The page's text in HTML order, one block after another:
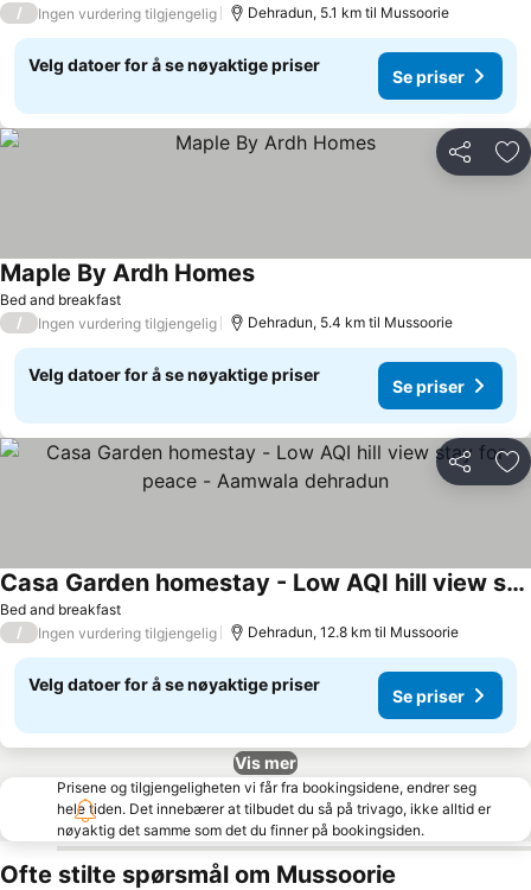
/ Ingen vurdering tilgjengelig Dehradun, 5.1 km til Mussoorie
Velg datoer for å se nøyaktige priser
Se priser
Del
Bed and breakfast
Maple By Ardh HomesSe priser
/ Ingen vurdering tilgjengelig Dehradun, 5.4 km til Mussoorie
Velg datoer for å se nøyaktige priser
Se priser
Del
Bed and breakfast
Casa Garden homestay - Low AQI hill view stay for peace - Aamwala dehradun
Se priser
/ Ingen vurdering tilgjengelig Dehradun, 12.8 km til Mussoorie
Velg datoer for å se nøyaktige priser
Se priser
Vis mer
Prisene og tilgjengeligheten vi får fra bookingsidene, endrer seg
hele tiden. Det innebærer at tilbudet du så på trivago, ikke alltid er
nøyaktig det samme som det du finner på bookingsiden.
Ofte stilte spørsmål om Mussoorie